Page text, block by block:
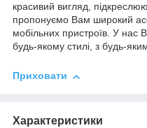
красивий вигляд,
пропонуємо Вам широкий
мобільних пристроїв. У нас
будь-якому стилі, з будь-
Приховати
Характеристики